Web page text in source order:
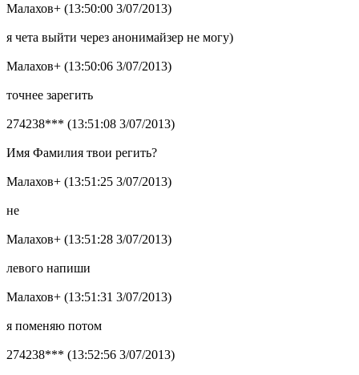
Малахов+ (13:50:00 3/07/2013)
я чета выйти через анонимайзер не могу)
Малахов+ (13:50:06 3/07/2013)
точнее зарегить
274238*** (13:51:08 3/07/2013)
Имя Фамилия твои регить?
Малахов+ (13:51:25 3/07/2013)
не
Малахов+ (13:51:28 3/07/2013)
левого напиши
Малахов+ (13:51:31 3/07/2013)
я поменяю потом
274238*** (13:52:56 3/07/2013)